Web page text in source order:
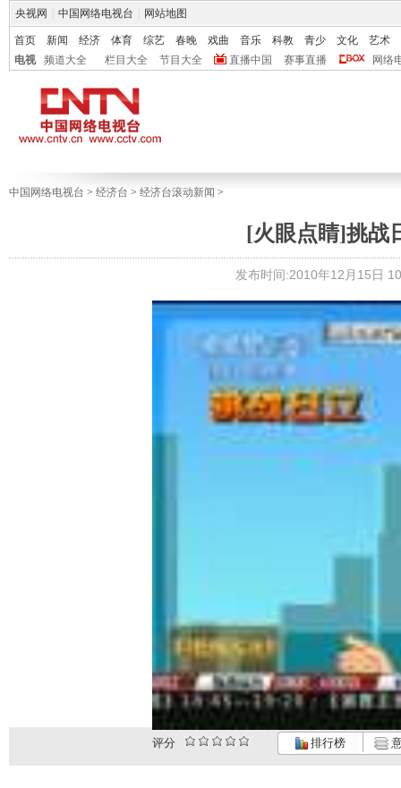
央视网 中国网络电视台 网站地图
首页 新闻 经济 体育 综艺 春晚 戏曲 音乐 科教 青少 文化
艺术
电视
频道大全 栏目大全 节目大全 直播中国 赛事直播 网络
中国网络电视台 > 经济台 > 经济台滚动新闻 >
[火眼点睛]挑战
发布时间:2010年12月15日
评分 排行榜